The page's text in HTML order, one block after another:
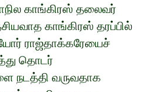
காங்கிரஸ் தலைவர்
காங்கிரஸ் தரப்பில்
ராஜ்தாக்கரேயைச்
தொடர்
நடத்தி வருவதாக